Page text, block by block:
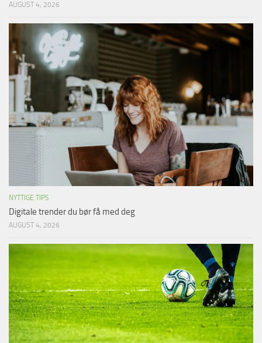
AUGUST 4, 2026
NYTTIGE TIPS
Digitale trender du bør få med deg
AUGUST 4, 2026